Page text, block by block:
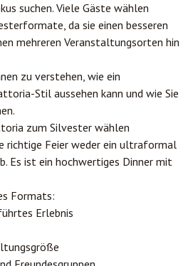
suchen. Viele Gäste wählen
da sie einen besseren
mehreren Veranstaltungsorten hin
zu verstehen, wie ein
Stil aussehen kann und wie Sie
zum Silvester wählen
richtige Feier weder ein ultraformal
Es ist ein hochwertiges Dinner mit
Formats:
Erlebnis